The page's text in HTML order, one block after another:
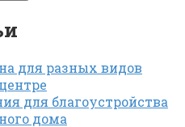
для разных видов
для благоустройства
дома